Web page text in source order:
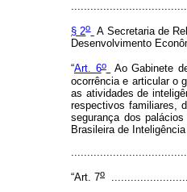
§ 2o
A Secretaria de
Desenvolvimento
“Art. 6o
Ao Gabinete
ocorrência e articular o
as atividades de
respectivos familiares,
segurança dos
Brasileira de
“Art. 7o